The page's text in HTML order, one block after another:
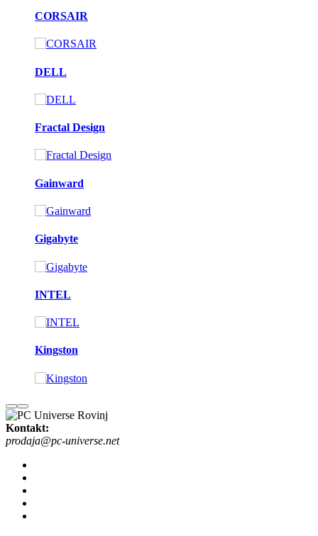
CORSAIR
DELL
Fractal Design
Gainward
Gigabyte
INTEL
Kingston
Kontakt:
prodaja@pc-universe.net